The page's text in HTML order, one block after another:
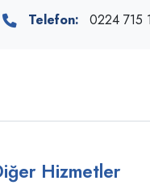
Telefon: 0224 715
Hizmetler